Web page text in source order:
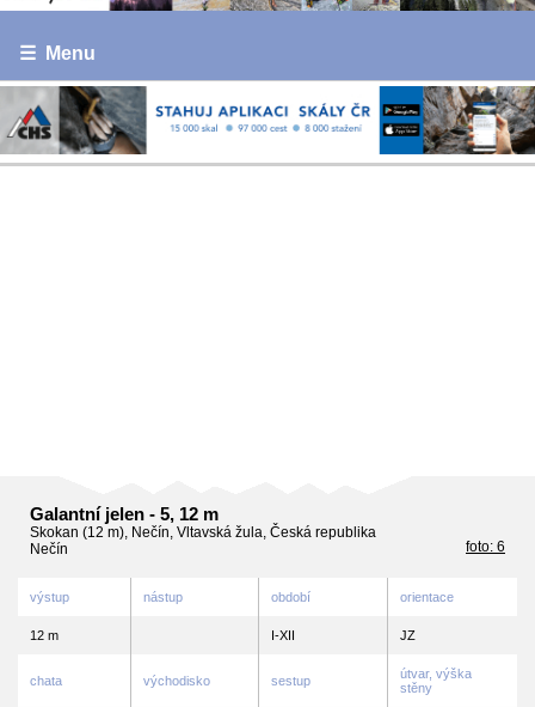
☰ Menu
foto: 6
Galantní jelen - 5, 12 m
Skokan (12 m), Nečín, Vltavská žula, Česká republika
Nečín
výstup nástup období orientace
12 m I-XII JZ
chata východisko sestup
útvar, výška
stěny